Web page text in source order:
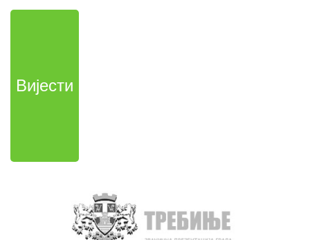
Вијести